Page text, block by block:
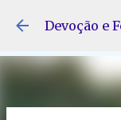
Pular
Devoção e